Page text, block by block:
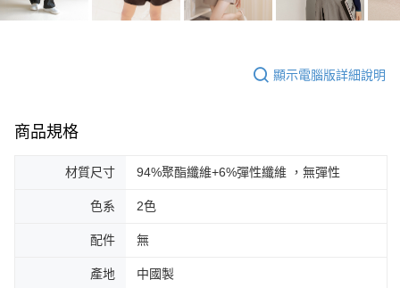
顯示電腦版詳細說明
商品規格
材質尺寸 94%聚酯纖維+6%彈性纖維 ，無彈性
色系 2色
配件 無
產地 中國製